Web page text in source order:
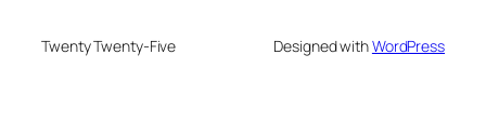
Twenty Twenty-Five Designed withWordPress